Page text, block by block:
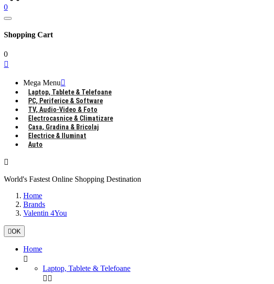
0
Shopping Cart
0

Mega Menu
Laptop, Tablete & Telefoane
PC, Periferice & Software
TV, Audio-Video & Foto
Electrocasnice & Climatizare
Casa, Gradina & Bricolaj
Electrice & Iluminat
Auto

World's Fastest Online Shopping Destination
Home
Brands
Valentin 4You
OK
Home

Laptop, Tablete & Telefoane
 